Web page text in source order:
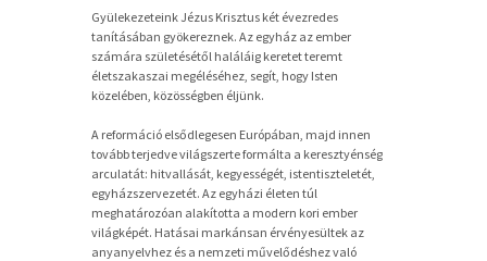
Gyülekezeteink Jézus Krisztus két évezredes
tanításában gyökereznek. Az egyház az ember
számára születésétől haláláig keretet teremt
életszakaszai megéléséhez, segít, hogy Isten
közelében, közösségben éljünk.
A reformáció elsődlegesen Európában, majd innen
tovább terjedve világszerte formálta a keresztyénség
arculatát: hitvallását, kegyességét, istentiszteletét,
egyházszervezetét. Az egyházi életen túl
meghatározóan alakította a modern kori ember
világképét. Hatásai markánsan érvényesültek az
anyanyelvhez és a nemzeti művelődéshez való